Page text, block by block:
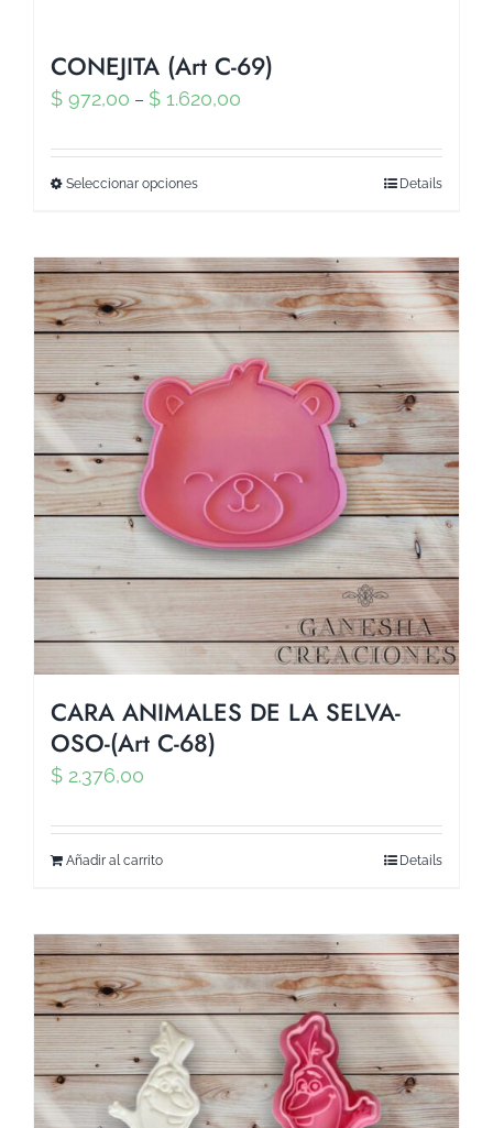
CONEJITA (Art C-69)
$ 972,00 – $ 1.620,00
Seleccionar opciones Details
CARA ANIMALES DE LA SELVA-
OSO-(Art C-68)
$ 2.376,00
Añadir al carrito Details